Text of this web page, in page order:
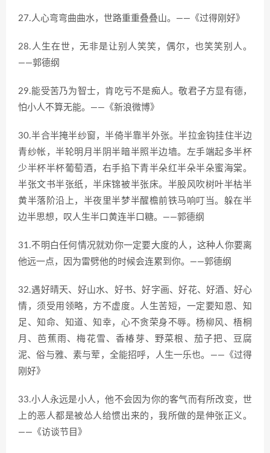
27.人心弯弯曲曲水，世路重重叠叠山。——《过得刚好》
28.人生在世，无非是让别人笑笑，偶尔，也笑笑别人。
——郭德纲
29.能受苦乃为智士，肯吃亏不是痴人。敬君子方显有德，
怕小人不算无能。——《新浪微博》
30.半合半掩半纱窗，半倚半靠半外张。半拉金钩挂住半边
青纱帐，半轮明月半阴半暗半照半边墙。左手端起多半杯
少半杯半杯葡萄酒，右手掐下青半朵红半朵半朵蜜海棠。
半张文书半张纸，半床锦被半张床。半股风吹树叶半枯半
黄半落阶沿上，半夜里半梦半醒檐前铁马响叮当。躲在半
边半思想，叹人生半口黄连半口糖。——郭德纲
31.不明白任何情况就劝你一定要大度的人，这种人你要离
他远一点，因为雷劈他的时候会连累到你。——郭德纲
32.遇好晴天、好山水、好书、好字画、好花、好酒、好心
情，须受用领略，方不虚度。人生苦短，一定要知恩、知
足、知命、知道、知幸，心不贪荣身不辱。杨柳风、梧桐
月、芭蕉雨、梅花雪、香椿芽、野菜根、茄子把、豆腐
泥、俗与雅、素与荤，全能招呼，人生一乐也。——《过得
刚好》
33.小人永远是小人，他不会因为你的客气而有所改变，世
上的恶人都是被怂人给惯出来的，我所做的是伸张正义。
——《访谈节目》